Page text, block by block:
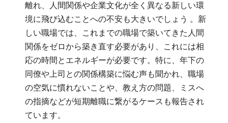
離れ、人間関係や企業文化が全く異なる新しい環
境に飛び込むことへの不安も大きいでしょう 。新
しい職場では、これまでの職場で築いてきた人間
関係をゼロから築き直す必要があり、これには相
応の時間とエネルギーが必要です。特に、年下の
同僚や上司との関係構築に悩む声も聞かれ、職場
の空気に慣れないことや、教え方の問題、ミスへ
の指摘などが短期離職に繋がるケースも報告され
ています。